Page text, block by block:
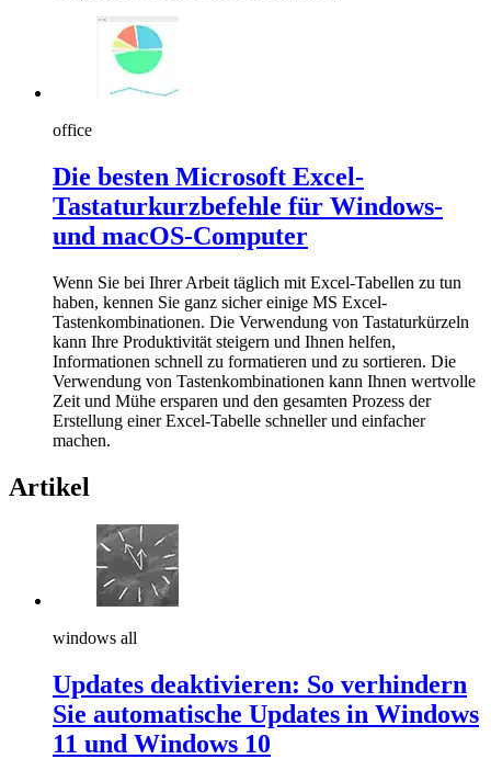
office
Die besten Microsoft Excel-
Tastaturkurzbefehle für Windows-
und macOS-Computer
Wenn Sie bei Ihrer Arbeit täglich mit Excel-Tabellen zu tun
haben, kennen Sie ganz sicher einige MS Excel-
Tastenkombinationen. Die Verwendung von Tastaturkürzeln
kann Ihre Produktivität steigern und Ihnen helfen,
Informationen schnell zu formatieren und zu sortieren. Die
Verwendung von Tastenkombinationen kann Ihnen wertvolle
Zeit und Mühe ersparen und den gesamten Prozess der
Erstellung einer Excel-Tabelle schneller und einfacher
machen.
Artikel
windows all
Updates deaktivieren: So verhindern
Sie automatische Updates in Windows
11 und Windows 10